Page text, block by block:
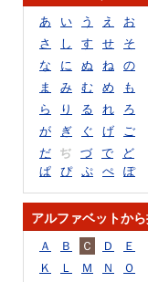
あ い う え お
さ
し す せ そ
な
に ぬ ね の
ま
み む め も
ら
り る れ ろ
が
ぎ ぐ げ ご
だ
ぢ づ で ど
ぱ
ぴ ぷ ぺ ぽ
アルファベットか
Ａ Ｂ Ｃ Ｄ Ｅ
Ｋ
Ｌ Ｍ Ｎ Ｏ